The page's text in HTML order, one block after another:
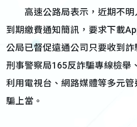
高速公路局表示，近期不明
到期繳費通知簡訊，要求下載
公局已督促遠通公司只要收到
刑事警察局165反詐騙專線檢舉
利用電視台、網路媒體等多元
騙上當。